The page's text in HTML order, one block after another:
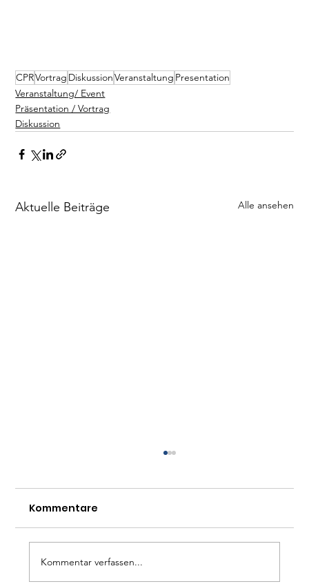
CPRVortrag DiskussionVeranstaltung Presentation
Veranstaltung/ Event
Präsentation / Vortrag
Diskussion
Aktuelle Beiträge Alle ansehen
Kommentare
Kommentar verfassen...